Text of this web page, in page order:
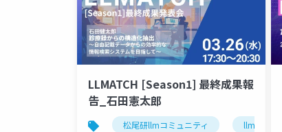
LLMATCH [Season1] 最終成果報
告_石田憲太郎
松尾研llmコミュニティ llmatch